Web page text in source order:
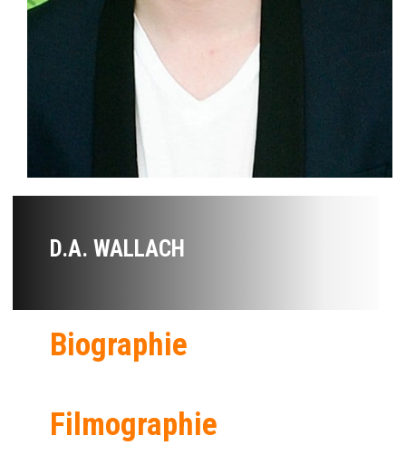
D.A. WALLACH
Biographie
Filmographie